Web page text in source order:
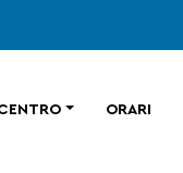
CENTRO ORARI